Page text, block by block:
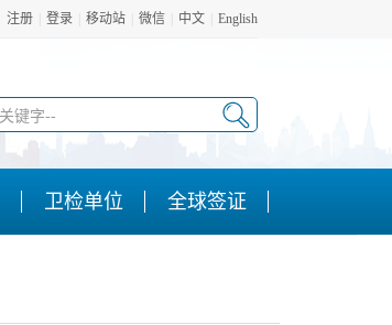
注册 登录 移动站 微信 中文 English
卫检单位 全球签证